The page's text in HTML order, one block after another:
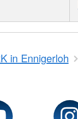
in Ennigerloh